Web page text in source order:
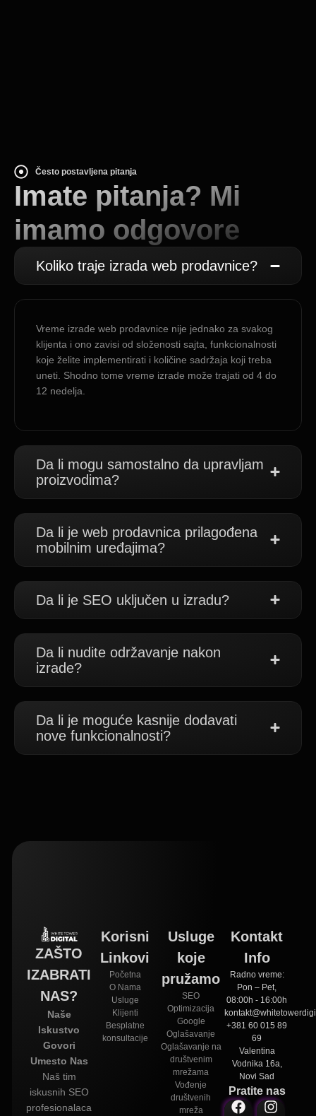
Često postavljena pitanja
Imate pitanja? Mi
imamo odgovore
Koliko traje izrada web prodavnice?
Vreme izrade web prodavnice nije jednako za svakog
klijenta i ono zavisi od složenosti sajta, funkcionalnosti
koje želite implementirati i količine sadržaja koji treba
uneti. Shodno tome vreme izrade može trajati od 4 do
12 nedelja.
Da li mogu samostalno da upravljam
proizvodima?
Da li je web prodavnica prilagođena
mobilnim uređajima?
Da li je SEO uključen u izradu?
Da li nudite održavanje nakon
izrade?
Da li je moguće kasnije dodavati
nove funkcionalnosti?
ZAŠTO
IZABRATI
NAS?
Naše
Iskustvo
Govori
Umesto Nas
Naš tim
iskusnih SEO
profesionalaca
Korisni
Linkovi
Početna
O Nama
Usluge
Klijenti
Besplatne
konsultacije
Usluge
koje
pružamo
SEO
Optimizacija
Google
Oglašavanje
Oglašavanje na
društvenim
mrežama
Vođenje
društvenih
mreža
Kontakt
Info
Radno vreme:
Pon – Pet,
08:00h - 16:00h
+381 60 015 89
69
Valentina
Vodnika 16a,
Novi Sad
Pratite nas